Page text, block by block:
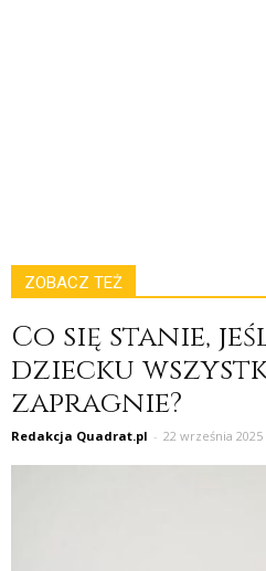
ZOBACZ TEŻ
Co się stanie,
dziecku
zapragnie?
Redakcja Quadrat.pl - 22 września 2025